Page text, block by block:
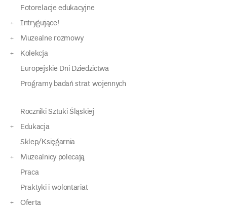
Fotorelacje edukacyjne
Intrygujące!
Muzealne rozmowy
Kolekcja
Europejskie Dni Dziedzictwa
Programy badań strat wojennych
Roczniki Sztuki Śląskiej
Edukacja
Sklep/Księgarnia
Muzealnicy polecają
Praca
Praktyki i wolontariat
Oferta